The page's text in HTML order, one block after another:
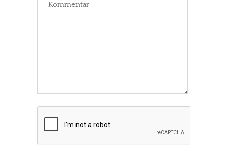
In eigener Sache
Dir gefällt unsere Arbeit?